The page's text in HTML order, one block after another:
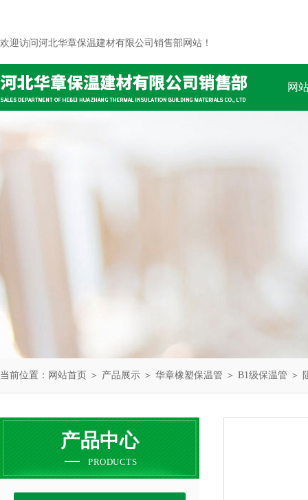
欢迎访问河北华章保温建材有限公司销售部网站！
网
当前位置： 网站首页 ＞ 产品展示 ＞ 华章橡塑保温管 ＞ B1级保温管 ＞
产品中心
PRODUCTS